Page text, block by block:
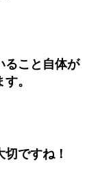
ること自体が
。
ですね！